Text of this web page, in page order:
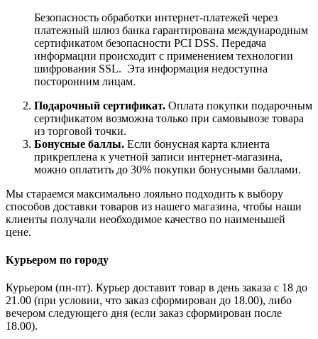
Безопасность обработки интернет-платежей через
платежный шлюз банка гарантирована международным
сертификатом безопасности PCI DSS. Передача
информации происходит с применением технологии
шифрования SSL. Эта информация недоступна
посторонним лицам.
Подарочный сертификат. Оплата покупки подарочным
сертификатом возможна только при самовывозе товара
из торговой точки.
Бонусные баллы. Если бонусная карта клиента
прикреплена к учетной записи интернет-магазина,
можно оплатить до 30% покупки бонусными баллами.
Мы стараемся максимально лояльно подходить к выбору
способов доставки товаров из нашего магазина, чтобы наши
клиенты получали необходимое качество по наименьшей
цене.
Курьером по городу
Курьером (пн-пт). Курьер доставит товар в день заказа с 18 до
21.00 (при условии, что заказ сформирован до 18.00), либо
вечером следующего дня (если заказ сформирован после
18.00).